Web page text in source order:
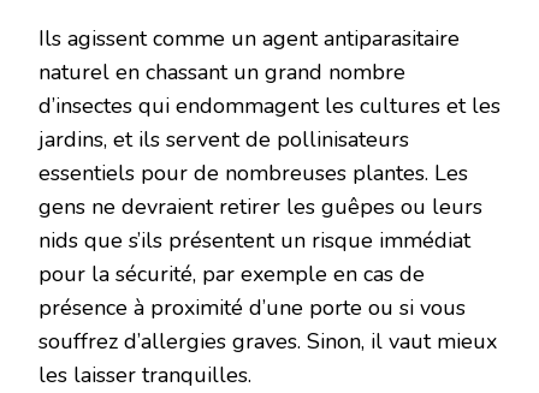
Ils agissent comme un agent antiparasitaire
naturel en chassant un grand nombre
d’insectes qui endommagent les cultures et les
jardins, et ils servent de pollinisateurs
essentiels pour de nombreuses plantes. Les
gens ne devraient retirer les guêpes ou leurs
nids que s’ils présentent un risque immédiat
pour la sécurité, par exemple en cas de
présence à proximité d’une porte ou si vous
souffrez d’allergies graves. Sinon, il vaut mieux
les laisser tranquilles.